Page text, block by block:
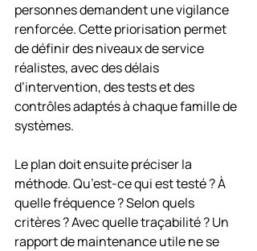
personnes demandent une vigilance
renforcée. Cette priorisation permet
de définir des niveaux de service
réalistes, avec des délais
d’intervention, des tests et des
contrôles adaptés à chaque famille de
systèmes.
Le plan doit ensuite préciser la
méthode. Qu’est-ce qui est testé ? À
quelle fréquence ? Selon quels
critères ? Avec quelle traçabilité ? Un
rapport de maintenance utile ne se